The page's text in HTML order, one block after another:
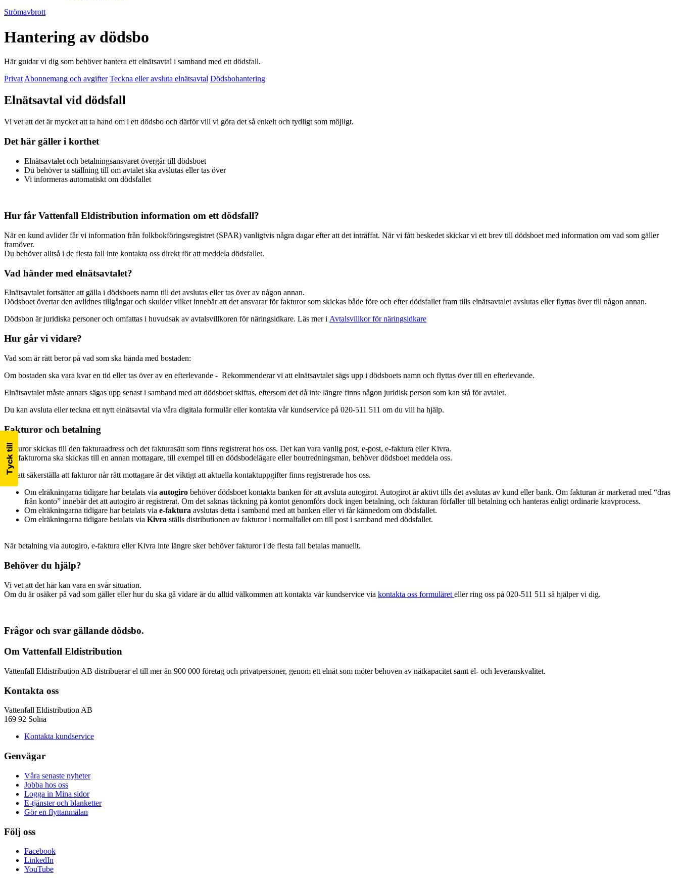
Strömavbrott
Hantering av dödsbo
Här guidar vi dig som behöver hantera ett elnätsavtal i samband med ett dödsfall.
Privat Abonnemang och avgifter Teckna eller avsluta elnätsavtal Dödsbohantering
Elnätsavtal vid dödsfall
Vi vet att det är mycket att ta hand om i ett dödsbo och därför vill vi göra det så enkelt och tydligt som möjligt.
Det här gäller i korthet
Elnätsavtalet och betalningsansvaret övergår till dödsboet
Du behöver ta ställning till om avtalet ska avslutas eller tas över
Vi informeras automatiskt om dödsfallet
Hur får Vattenfall Eldistribution information om ett dödsfall?
När en kund avlider får vi information från folkbokföringsregistret (SPAR) vanligtvis några dagar efter att det inträffat. När vi fått beskedet skickar vi ett brev till dödsboet med information om vad som gäller
framöver.
Du behöver alltså i de flesta fall inte kontakta oss direkt för att meddela dödsfallet.
Vad händer med elnätsavtalet?
Elnätsavtalet fortsätter att gälla i dödsboets namn till det avslutas eller tas över av någon annan.
Dödsboet övertar den avlidnes tillgångar och skulder vilket innebär att det ansvarar för fakturor som skickas både före och efter dödsfallet fram tills elnätsavtalet avslutas eller flyttas över till någon annan.
Dödsbon är juridiska personer och omfattas i huvudsak av avtalsvillkoren för näringsidkare. Läs mer i Avtalsvillkor för näringsidkare
Hur går vi vidare?
Vad som är rätt beror på vad som ska hända med bostaden:
Om bostaden ska vara kvar en tid eller tas över av en efterlevande - Rekommenderar vi att elnätsavtalet sägs upp i dödsboets namn och flyttas över till en efterlevande.
Elnätsavtalet måste annars sägas upp senast i samband med att dödsboet skiftas, eftersom det då inte längre finns någon juridisk person som kan stå för avtalet.
Du kan avsluta eller teckna ett nytt elnätsavtal via våra digitala formulär eller kontakta vår kundservice på 020-511 511 om du vill ha hjälp.
Fakturor och betalning
Fakturor skickas till den fakturaadress och det fakturasätt som finns registrerat hos oss. Det kan vara vanlig post, e-post, e-faktura eller Kivra.
Om fakturorna ska skickas till en annan mottagare, till exempel till en dödsbodelägare eller boutredningsman, behöver dödsboet meddela oss.
För att säkerställa att fakturor når rätt mottagare är det viktigt att aktuella kontaktuppgifter finns registrerade hos oss.
Om elräkningarna tidigare har betalats via autogiro behöver dödsboet kontakta banken för att avsluta autogirot. Autogirot är aktivt tills det avslutas av kund eller bank. Om fakturan är markerad med “dras
från konto” innebär det att autogiro är registrerat. Om det saknas täckning på kontot genomförs dock ingen betalning, och fakturan förfaller till betalning och hanteras enligt ordinarie kravprocess.
Om elräkningarna tidigare har betalats via e‑faktura avslutas detta i samband med att banken eller vi får kännedom om dödsfallet.
Om elräkningarna tidigare betalats via Kivra ställs distributionen av fakturor i normalfallet om till post i samband med dödsfallet.
När betalning via autogiro, e-faktura eller Kivra inte längre sker behöver fakturor i de flesta fall betalas manuellt.
Behöver du hjälp?
Vi vet att det här kan vara en svår situation.
Om du är osäker på vad som gäller eller hur du ska gå vidare är du alltid välkommen att kontakta vår kundservice via kontakta oss formuläret eller ring oss på 020-511 511 så hjälper vi dig.
Frågor och svar gällande dödsbo.
Om Vattenfall Eldistribution
Vattenfall Eldistribution AB distribuerar el till mer än 900 000 företag och privatpersoner, genom ett elnät som möter behoven av nätkapacitet samt el- och leveranskvalitet.
Kontakta oss
Vattenfall Eldistribution AB
169 92 Solna
Kontakta kundservice
Genvägar
Våra senaste nyheter
Jobba hos oss
Logga in Mina sidor
E-tjänster och blanketter
Gör en flyttanmälan
Följ oss
Facebook
LinkedIn
YouTube